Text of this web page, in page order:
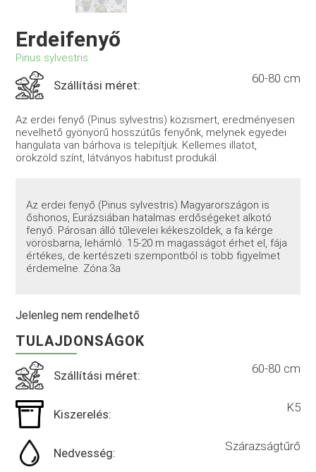
Erdeifenyő
Pinus sylvestris
Szállítási méret: 60-80 cm
Az erdei fenyő (Pinus sylvestris) közismert, eredményesen
nevelhető gyönyörű hosszútűs fenyőnk, melynek egyedei
hangulata van bárhova is telepítjük. Kellemes illatot,
örökzöld színt, látványos habitust produkál.
Az erdei fenyő (Pinus sylvestris) Magyarországon is
őshonos, Eurázsiában hatalmas erdőségeket alkotó
fenyő. Párosan álló tűlevelei kékeszöldek, a fa kérge
vörösbarna, lehámló. 15-20 m magasságot érhet el, fája
értékes, de kertészeti szempontból is több figyelmet
érdemelne. Zóna:3a
Jelenleg nem rendelhető
TULAJDONSÁGOK
Szállítási méret: 60-80 cm
Kiszerelés: K5
Nedvesség: Szárazságtűrő